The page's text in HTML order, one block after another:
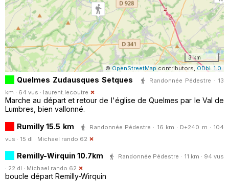
3 km
© OpenStreetMap contributors, ODbL 1.0
Quelmes Zudausques Setques
Randonnée Pédestre · 13
km · 64 vus · laurent.lecoutre
Marche au départ et retour de l'église de Quelmes par le Val de
Lumbres, bien vallonné.
Rumilly 15.5 km
Randonnée Pédestre · 16 km · D+240 m · 104
vus · 15 dl · Michael rando 62
Remilly-Wirquin 10.7km
Randonnée Pédestre · 11 km · 94 vus
· 22 dl · Michael rando 62
boucle départ Remilly-Wirquin